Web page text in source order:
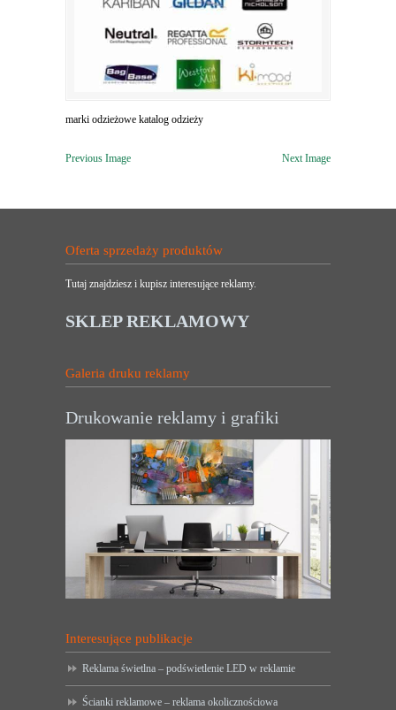
marki odzieżowe katalog odzieży
Previous Image Next Image
Oferta sprzedaży produktów
Tutaj znajdziesz i kupisz interesujące reklamy.
SKLEP REKLAMOWY
Galeria druku reklamy
Drukowanie reklamy i grafiki
Interesujące publikacje
Reklama świetlna – podświetlenie LED w reklamie
Ścianki reklamowe – reklama okolicznościowa